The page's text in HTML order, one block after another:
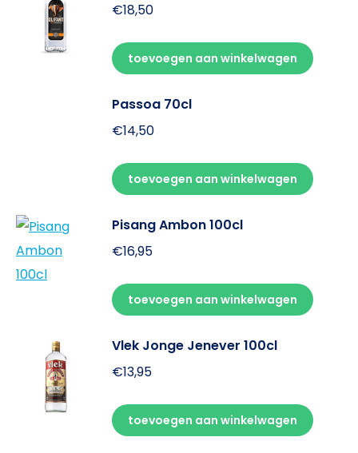
€18,50
toevoegen aan winkelwagen
Passoa 70cl
€14,50
toevoegen aan winkelwagen
Pisang Ambon 100cl
€16,95
toevoegen aan winkelwagen
Vlek Jonge Jenever 100cl
€13,95
toevoegen aan winkelwagen